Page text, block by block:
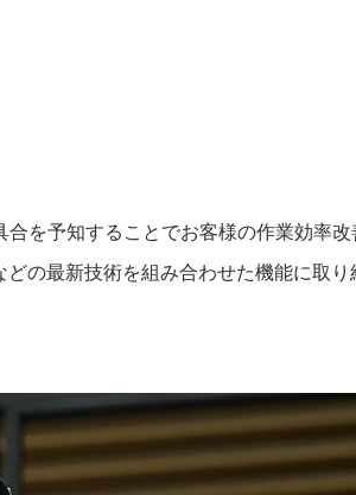
を予知することでお客様の作業効率改
の最新技術を組み合わせた機能に取り